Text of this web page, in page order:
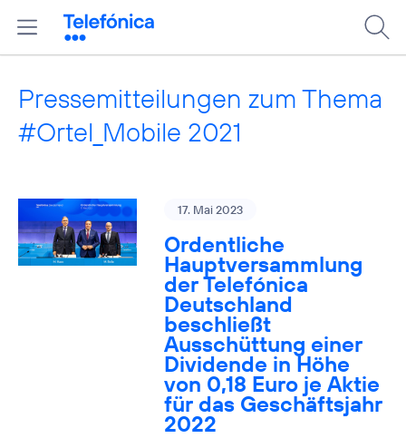
Pressemitteilungen zum Thema
#Ortel_Mobile 2021
17. Mai 2023
Ordentliche
Hauptversammlung
der Telefónica
Deutschland
beschließt
Ausschüttung einer
Dividende in Höhe
von 0,18 Euro je Aktie
für das Geschäftsjahr
2022